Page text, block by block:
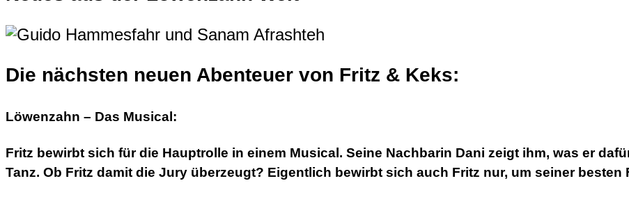
Die nächsten neuen Abenteuer von Fritz & Keks:
Löwenzahn – Das Musical:
Fritz bewirbt sich für die Hauptrolle in einem Musical. Seine Nachbarin Dani zeigt ihm, was er
Tanz. Ob Fritz damit die Jury überzeugt? Eigentlich bewirbt sich auch Fritz nur, um seiner besten